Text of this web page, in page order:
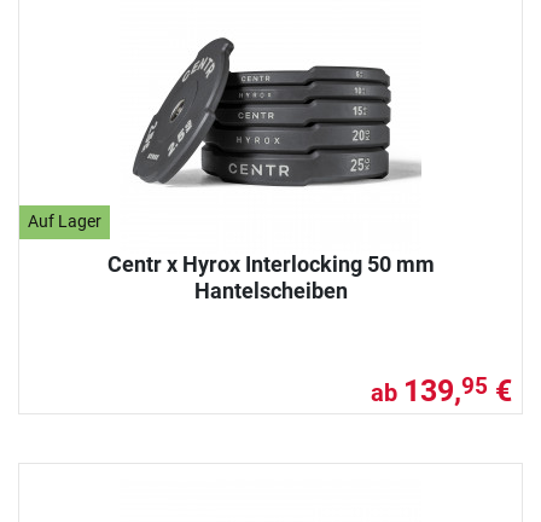
Auf Lager
Centr x Hyrox Interlocking 50 mm
Hantelscheiben
ab 139,95 €